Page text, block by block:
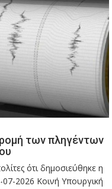
των πληγέντων
ότι δημοσιεύθηκε η
2026 Κοινή Υπουργική